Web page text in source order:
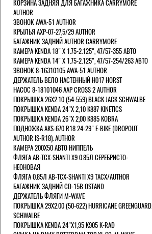
КОРЗИНА ЗАДНЯЯ ДЛЯ БАГАЖНИКА CARRYMORE
AUTHOR
ЗВОНОК AWA-51 AUTHOR
КРЫЛЬЯ AXP-07-27,5/29 AUTHOR
БАГАЖНИК ЗАДНИЙ AUTHOR CARRYMORE
КАМЕРА KENDA 18" Х 1.75-2.125", 47/57-355 АВТО
КАМЕРА KENDA 14" Х 1.75-2.125", 47/57-254/263 АВТО
ЗВОНОК 8-16310105 AWA-51 AUTHOR
ДЕРЖАТЕЛЬ ВЕЛО НАСТЕННЫЙ H017 HORST
НАСОС 8-18101046 AAP CROSS 2 AUTHOR
ПОКРЫШКА 26X2.10 (54-559) BLACK JACK SCHWALBE
ПОКРЫШКА KENDA 24"Х 2,10 K887 KINETICS
ПОКРЫШКА KENDA 26"Х 2,00 K885 KOBRA
ПОДНОЖКА AKS-670 R18 24-29" E-BIKE (DROPOUT
AUTHOR IS-R18). AUTHOR
КАМЕРА 200Х50 АВТО НИППЕЛЬ
ФЛЯГА AB-TCX-SHANTI X9 0.85Л СЕРЕБРИСТО-
НЕОНОВАЯ
ФЛЯГА 0.85Л AB-TCX-SHANTI X9 TACX/AUTHOR
БАГАЖНИК ЗАДНИЙ CD-15B OSTAND
ДЕРЖАТЕЛЬ ФЛЯГИ M-WAVE
ПОКРЫШКА 29X2.00 (50-622) HURRICANE GREENGUARD.
SCHWALBE
ПОКРЫШКА KENDA 24"Х1,95 K905 K-RAD